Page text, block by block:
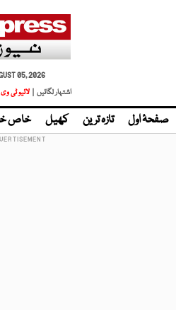
05, 2026
اشتہار لگائیں |
لائیو ٹی وی
صفحۂ اول تازہ ترین کھیل خاص